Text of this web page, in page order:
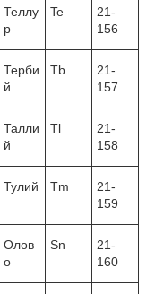
Теллу
р
Te
21-
156
Терби
й
Tb
21-
157
Талли
й
Tl
21-
158
Тулий Tm
21-
159
Олов
о
Sn
21-
160